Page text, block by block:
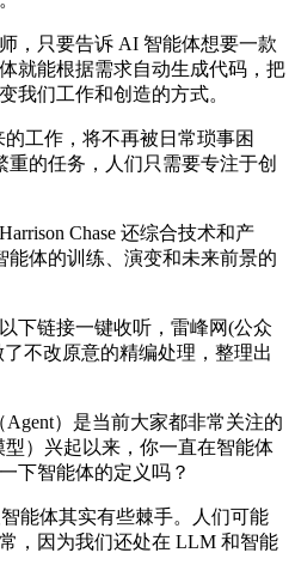
只要告诉 AI 智能体想要一款
就能根据需求自动生成代码，把
我们工作和创造的方式。
工作，将不再被日常琐事困
的任务，人们只需要专注于创
Chase 还综合技术和产
体的训练、演变和未来前景的
链接一键收听，雷峰网(公众
不改原意的精编处理，整理出
）是当前大家都非常关注的
）兴起以来，你一直在智能体
下智能体的定义吗？
能体其实有些棘手。人们可能
，因为我们还处在 LLM 和智能